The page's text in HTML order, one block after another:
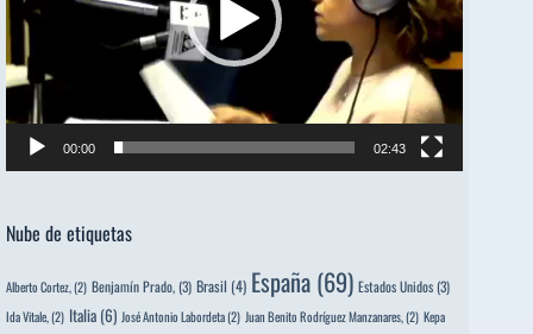
00:00 02:43
Nube de etiquetas
Alberto Cortez,(2) Benjamín Prado,(3) Brasil (4) España (69) Estados Unidos(3)
Ida Vitale,(2) Italia (6) José Antonio Labordeta(2) Juan Benito Rodríguez Manzanares,(2) Kepa